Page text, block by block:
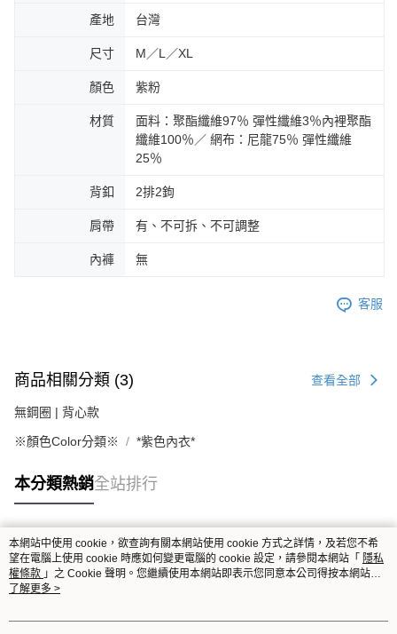
產地 台灣
尺寸 M／L／XL
顏色 紫粉
材質
面料：聚酯纖維97％ 彈性纖維3％內裡聚酯
纖維100％／ 網布：尼龍75％ 彈性纖維
25％
背釦 2排2鉤
肩帶 有、不可拆、不可調整
內褲 無
客服
商品相關分類 (3) 查看全部
無鋼圈 | 背心款
※顏色Color分類※ *紫色內衣*
本分類熱銷全站排行
熱門標籤
本網站中使用 cookie，欲查詢有關本網站使用 cookie 方式之詳情，及若您不希
望在電腦上使用 cookie 時應如何變更電腦的 cookie 設定，請參閱本網站「 隱私
權條款 」之 Cookie 聲明。您繼續使用本網站即表示您同意本公司得按本網站使
用條款之 Cookie 聲明使用 cookie。
了解更多 >